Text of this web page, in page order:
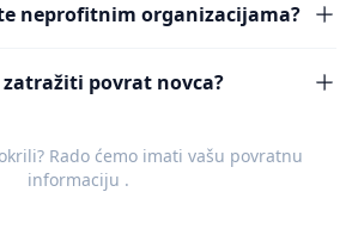
neprofitnim organizacijama?
povrat novca?
Rado ćemo imati vašu povratnu
informaciju .